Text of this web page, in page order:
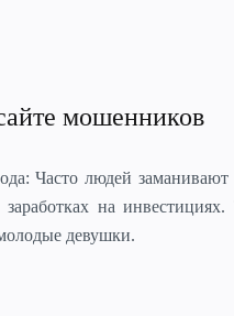
мошенников
Часто людей заманивают
на
девушки.